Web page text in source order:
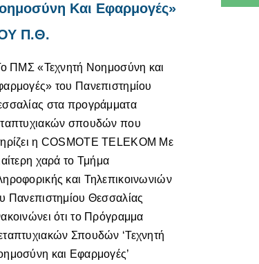
Και Εφαρμογές»
Π.Θ.
ΠΜΣ «Τεχνητή Νοημοσύνη και
του Πανεπιστημίου
στα προγράμματα
σπουδών που
η COSMOTE TELEKOM Με
χαρά το Τμήμα
και Τηλεπικοινωνιών
Πανεπιστημίου Θεσσαλίας
ότι το Πρόγραμμα
Σπουδών ‘Τεχνητή
και Εφαρμογές’